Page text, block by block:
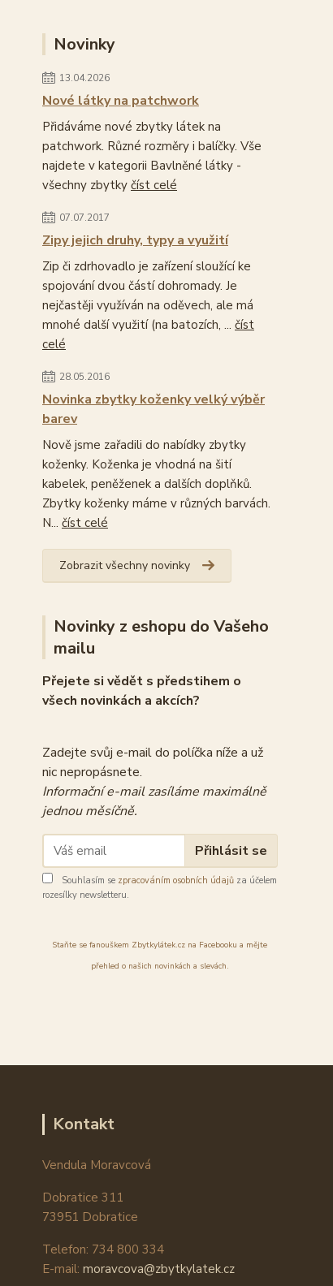
Novinky
13.04.2026
Nové látky na patchwork
Přidáváme nové zbytky látek na
patchwork. Různé rozměry i balíčky. Vše
najdete v kategorii Bavlněné látky -
všechny zbytky číst celé
07.07.2017
Zipy jejich druhy, typy a využití
Zip či zdrhovadlo je zařízení sloužící ke
spojování dvou částí dohromady. Je
nejčastěji využíván na oděvech, ale má
mnohé další využití (na batozích, ... číst
celé
28.05.2016
Novinka zbytky koženky velký výběr
barev
Nově jsme zařadili do nabídky zbytky
koženky. Koženka je vhodná na šití
kabelek, peněženek a dalších doplňků.
Zbytky koženky máme v různých barvách.
N... číst celé
Zobrazit všechny novinky
Novinky z eshopu do Vašeho
mailu
Přejete si vědět s předstihem o
všech novinkách a akcích?
Zadejte svůj e-mail do políčka níže a už
nic nepropásnete.
Informační e-mail zasíláme maximálně
jednou měsíčně.
Přihlásit se
Souhlasím se zpracováním osobních údajů za účelem
rozesílky newsletteru.
Staňte se fanouškem Zbytkylátek.cz na Facebooku a mějte
přehled o našich novinkách a slevách.
Kontakt
Vendula Moravcová
Dobratice 311
73951 Dobratice
Telefon: 734 800 334
E-mail: moravcova@zbytkylatek.cz